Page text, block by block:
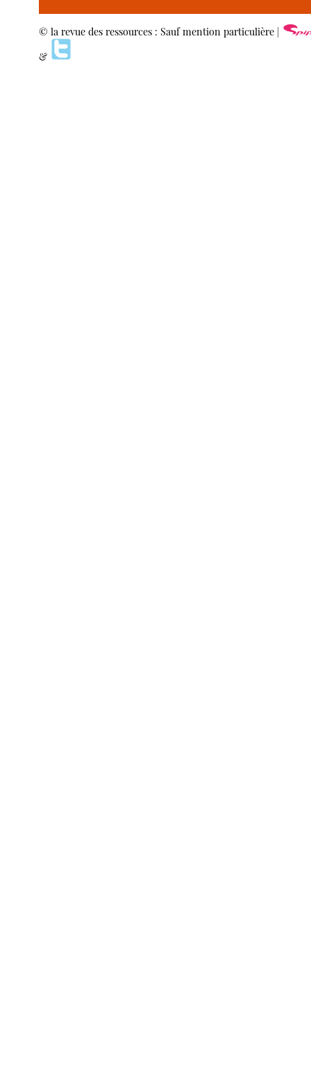
© la revue des ressources : Sauf mention particulière |
&